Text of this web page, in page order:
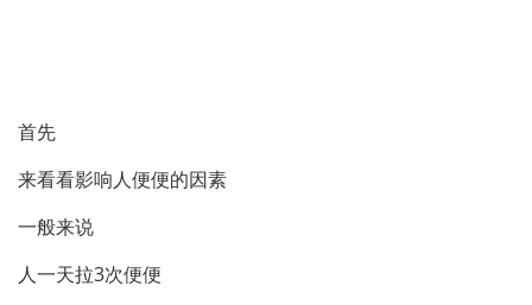
首先
来看看影响人便便的因素
一般来说
人一天拉3次便便